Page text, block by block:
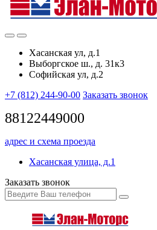
Хасанская ул, д.1
Выборгское ш., д. 31к3
Софийская ул, д.2
+7 (812) 244-90-00 Заказать звонок
88122449000
адрес и схема проезда
Хасанская улица, д.1
Заказать звонок